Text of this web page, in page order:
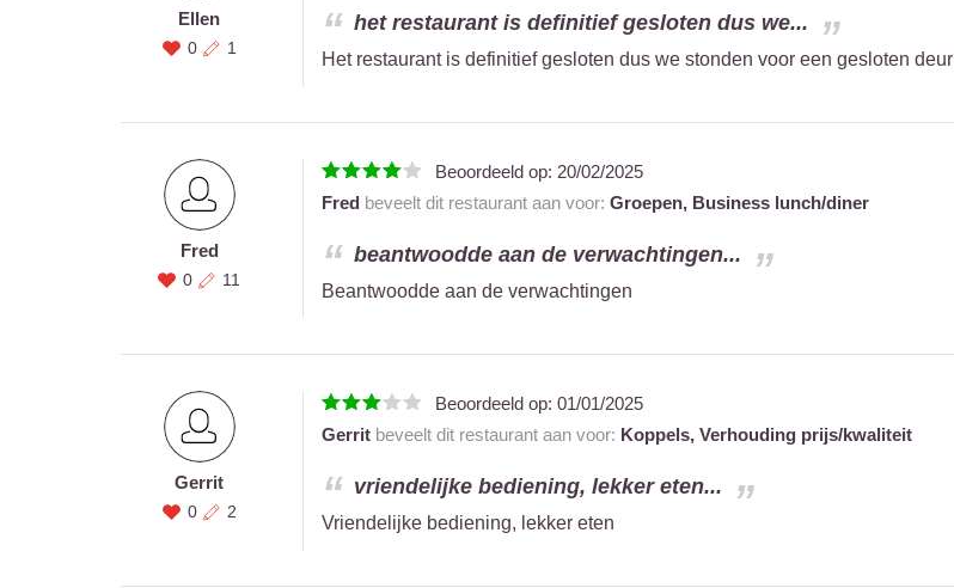
Ellen
0 1
het restaurant is definitief gesloten dus we...
Het restaurant is definitief gesloten dus we stonden voor een gesloten deur
Fred
0 11
Beoordeeld op: 20/02/2025
Fred beveelt dit restaurant aan voor: Groepen, Business lunch/diner
beantwoodde aan de verwachtingen...
Beantwoodde aan de verwachtingen
Gerrit
0 2
Beoordeeld op: 01/01/2025
Gerritbeveelt dit restaurant aan voor: Koppels, Verhouding prijs/kwaliteit
vriendelijke bediening, lekker eten...
Vriendelijke bediening, lekker eten